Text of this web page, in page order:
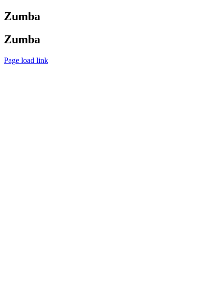
Zumba
Zumba
Page load link